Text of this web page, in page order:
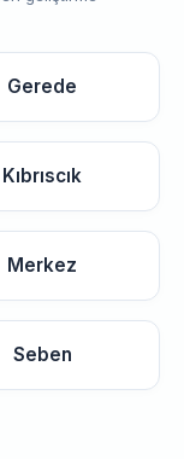
Gerede
Kıbrıscık
Merkez
Seben